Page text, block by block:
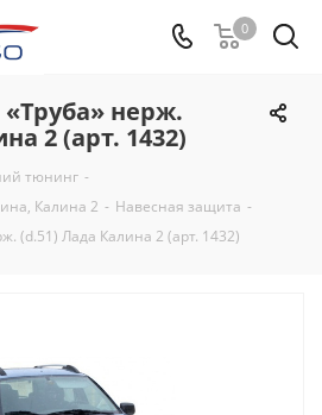
0
нерж.
2 (арт. 1432)
тюнинг -
Калина 2 - Навесная защита -
(d.51) Лада Калина 2 (арт. 1432)